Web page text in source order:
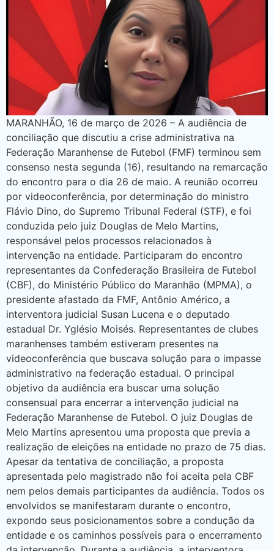
MARANHÃO, 16 de março de 2026 – A audiência de
conciliação que discutiu a crise administrativa na
Federação Maranhense de Futebol (FMF) terminou sem
consenso nesta segunda (16), resultando na remarcação
do encontro para o dia 26 de maio. A reunião ocorreu
por videoconferência, por determinação do ministro
Flávio Dino, do Supremo Tribunal Federal (STF), e foi
conduzida pelo juiz Douglas de Melo Martins,
responsável pelos processos relacionados à
intervenção na entidade. Participaram do encontro
representantes da Confederação Brasileira de Futebol
(CBF), do Ministério Público do Maranhão (MPMA), o
presidente afastado da FMF, Antônio Américo, a
interventora judicial Susan Lucena e o deputado
estadual Dr. Yglésio Moisés. Representantes de clubes
maranhenses também estiveram presentes na
videoconferência que buscava solução para o impasse
administrativo na federação estadual. O principal
objetivo da audiência era buscar uma solução
consensual para encerrar a intervenção judicial na
Federação Maranhense de Futebol. O juiz Douglas de
Melo Martins apresentou uma proposta que previa a
realização de eleições na entidade no prazo de 75 dias.
Apesar da tentativa de conciliação, a proposta
apresentada pelo magistrado não foi aceita pela CBF
nem pelos demais participantes da audiência. Todos os
envolvidos se manifestaram durante o encontro,
expondo seus posicionamentos sobre a condução da
entidade e os caminhos possíveis para o encerramento